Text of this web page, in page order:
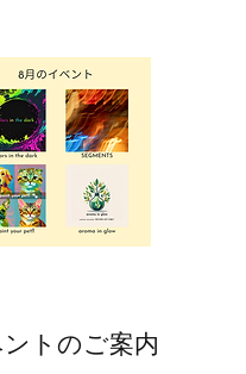
トのご案内